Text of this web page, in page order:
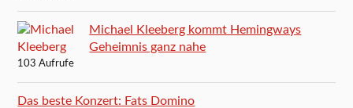
Michael Kleeberg kommt Hemingways
Geheimnis ganz nahe
103 Aufrufe
Das beste Konzert: Fats Domino